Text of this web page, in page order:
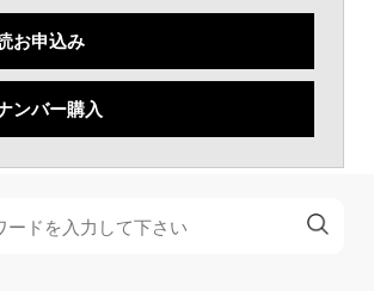
お申込み
ンバー購入